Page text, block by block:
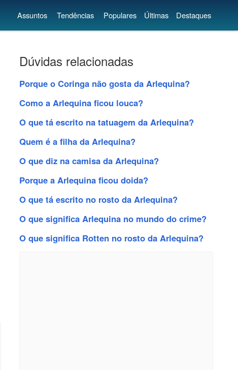
Assuntos Tendências Populares Últimas Destaques
Dúvidas relacionadas
Porque o Coringa não gosta da Arlequina?
Como a Arlequina ficou louca?
O que tá escrito na tatuagem da Arlequina?
Quem é a filha da Arlequina?
O que diz na camisa da Arlequina?
Porque a Arlequina ficou doida?
O que tá escrito no rosto da Arlequina?
O que significa Arlequina no mundo do crime?
O que significa Rotten no rosto da Arlequina?